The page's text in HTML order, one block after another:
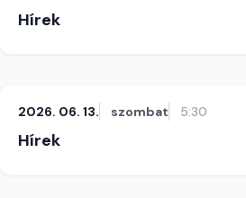
Hírek
2026. 06. 13. szombat 5:30
Hírek